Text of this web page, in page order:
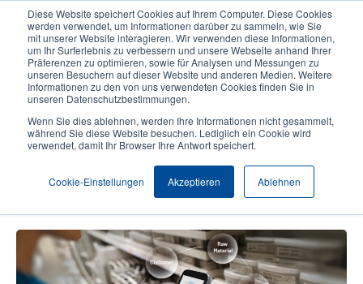
Diese Website speichert Cookies auf Ihrem Computer. Diese Cookies
werden verwendet, um Informationen darüber zu sammeln, wie Sie
mit unserer Website interagieren. Wir verwenden diese Informationen,
um Ihr Surferlebnis zu verbessern und unsere Webseite anhand Ihrer
Präferenzen zu optimieren, sowie für Analysen und Messungen zu
unseren Besuchern auf dieser Website und anderen Medien. Weitere
Informationen zu den von uns verwendeten Cookies finden Sie in
unseren Datenschutzbestimmungen.
Wenn Sie dies ablehnen, werden Ihre Informationen nicht gesammelt,
während Sie diese Website besuchen. Lediglich ein Cookie wird
verwendet, damit Ihr Browser Ihre Antwort speichert.
Cookie-Einstellungen Akzeptieren Ablehnen
User
account
menu
User
Header
Produktsuche Kontakt
Der nächste große Schritt in der
digitalen Transformation des
Einzelhandels